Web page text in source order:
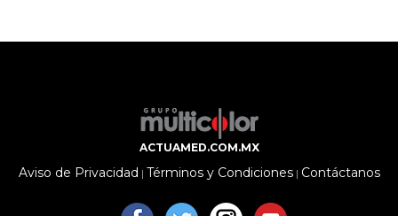
ACTUAMED.COM.MX
Aviso de Privacidad | Términos y Condiciones | Contáctanos